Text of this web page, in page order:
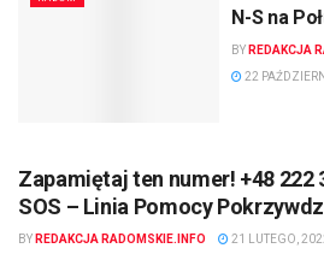
N-S na
BY REDAKCJA
22
Zapamiętaj ten numer! +48 222
SOS – Linia Pomocy
BY REDAKCJA RADOMSKIE.INFO 21 LUTEGO,